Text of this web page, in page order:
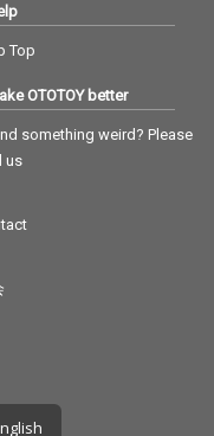
Top
OTOTOY better
something weird? Please
us